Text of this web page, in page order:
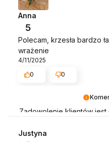
Zadowolenie klientów
zakupionego towaru wraz
Anna
5
Polecam, krzesła bardzo
wrażenie
4/11/2025
0
0
Justyna